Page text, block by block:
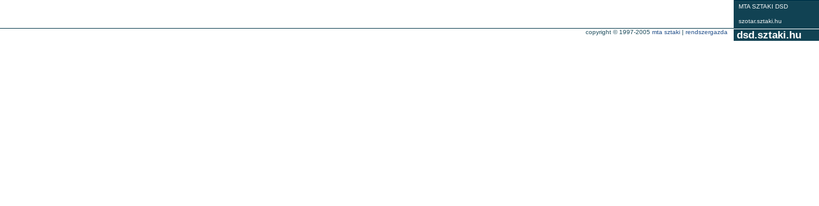
MTA SZTAKI DSD
szotar.sztaki.hu
dsd.sztaki.hu
copyright © 1997-2005 mta sztaki | rendszergazda